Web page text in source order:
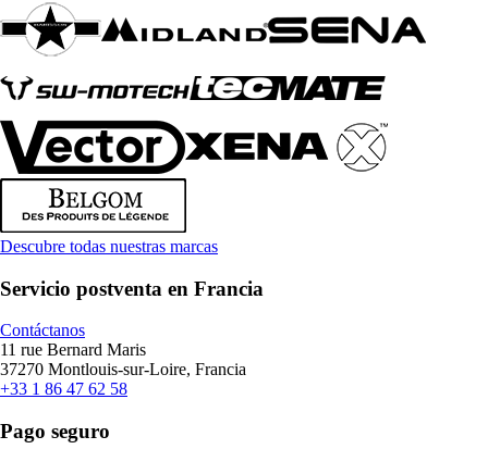
Descubre todas nuestras marcas
Servicio postventa en Francia
Contáctanos
11 rue Bernard Maris
37270 Montlouis-sur-Loire, Francia
+33 1 86 47 62 58
Pago seguro